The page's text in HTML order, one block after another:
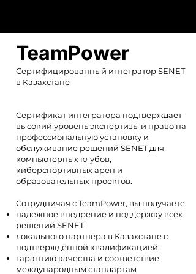
TeamPower
Сертифицированный интегратор SENET
в Казахстане
Cертификат интегратора подтверждает
высокий уровень экспертизы и право на
профессиональную установку и
обслуживание решений SENET для
компьютерных клубов,
киберспортивных арен и
образовательных проектов.
Сотрудничая с TeamPower, вы получаете:
надежное внедрение и поддержку всех
решений SENET;
локального партнёра в Казахстане с
подтверждённой квалификацией;
гарантию качества и соответствие
международным стандартам